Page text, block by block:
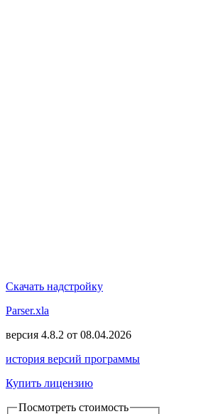
Скачать надстройку
Parser.xla
версия 4.8.2 от 08.04.2026
история версий программы
Купить лицензию
Посмотреть стоимость